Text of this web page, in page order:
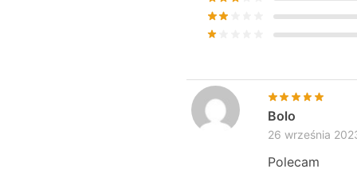
Bolo
26 września
Polecam